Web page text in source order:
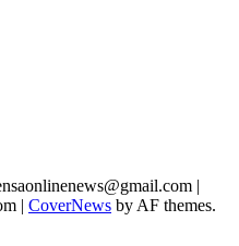
|
| CoverNews by AF themes.